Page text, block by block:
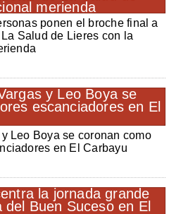
ponen el broche final a
La Salud de Lieres con la
Leo Boya se coronan como
en El Carbayu